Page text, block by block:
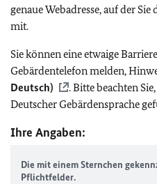
genaue Webadresse, auf der
mit.
Sie können eine etwaige
Gebärdentelefon melden,
Deutsch)
. Bitte beachten
Deutscher Gebärdensprache
Ihre Angaben:
Die mit einem Sternchen
Pflichtfelder.